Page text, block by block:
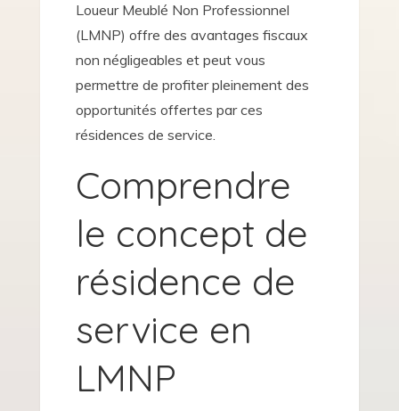
Loueur Meublé Non Professionnel
(LMNP) offre des avantages fiscaux
non négligeables et peut vous
permettre de profiter pleinement des
opportunités offertes par ces
résidences de service.
Comprendre
le concept de
résidence de
service en
LMNP